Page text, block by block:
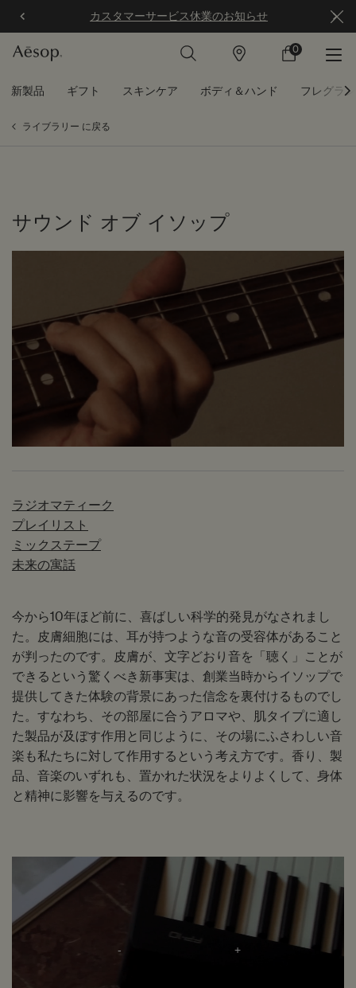
カスタマーサービス休業のお知らせ
店
カ
0
0 カート内の製
新製品 ギフト スキンケア ボディ＆ハンド フレグラ
ライブラリー に戻る
サウンド オブ イソップ
ラジオマティーク
プレイリスト
ミックステープ
未来の寓話
今から10年ほど前に、喜ばしい科学的発見がなされまし
た。皮膚細胞には、耳が持つような音の受容体があること
が判ったのです。皮膚が、文字どおり音を「聴く」ことが
できるという驚くべき新事実は、創業当時からイソップで
提供してきた体験の背景にあった信念を裏付けるものでし
た。すなわち、その部屋に合うアロマや、肌タイプに適し
た製品が及ぼす作用と同じように、その場にふさわしい音
楽も私たちに対して作用するという考え方です。香り、製
品、音楽のいずれも、置かれた状況をよりよくして、身体
と精神に影響を与えるのです。